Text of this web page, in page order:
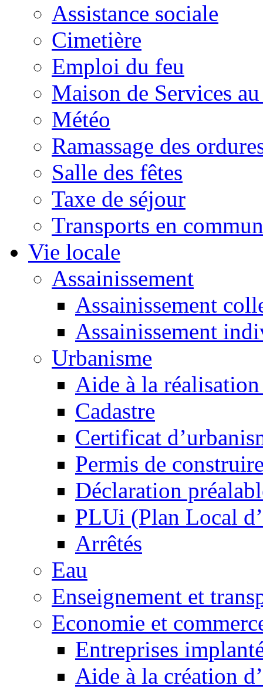
Assistance sociale
Cimetière
Emploi du feu
Maison de Services
Météo
Ramassage des
Salle des fêtes
Taxe de séjour
Transports en commun
Vie locale
Assainissement
Assainissement
Assainissement
Urbanisme
Aide à la réalisation
Cadastre
Certificat
Permis de
Déclaration
PLUi (Plan Local
Arrêtés
Eau
Enseignement et
Economie et
Entreprises
Aide à la création